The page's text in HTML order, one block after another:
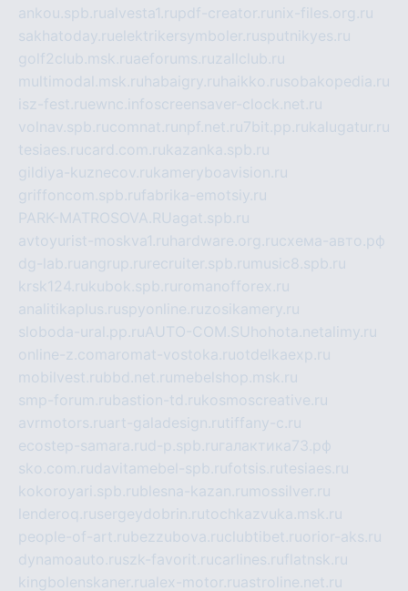
ankou.spb.rualvesta1.rupdf-creator.ru nix-files.org.ru
sakhatoday.ruelektrikersymboler.rusputnikyes.ru
golf2club.msk.ruaeforums.ruzallclub.ru
multimodal.msk.ru habaigry.ru haikko.rusobakopedia.ru
isz-fest.ruewnc.infoscreensaver-clock.net.ru
volnav.spb.rucomnat.ru npf.net.ru 7bit.pp.rukalugatur.ru
tesiaes.rucard.com.rukazanka.spb.ru
gildiya-kuznecov.rukameryboavision.ru
griffoncom.spb.rufabrika-emotsiy.ru
PARK-MATROSOVA.RUagat.spb.ru
avtoyurist-moskva1.ru hardware.org.ruсхема-авто.рф
dg-lab.ruangrup.ru recruiter.spb.ru music8.spb.ru
krsk124.rukubok.spb.ru romanofforex.ru
analitikaplus.ruspyonline.ruzosikamery.ru
sloboda-ural.pp.ruAUTO-COM.SU hohota.net alimy.ru
online-z.comaromat-vostoka.ruotdelkaexp.ru
mobilvest.rubbd.net.ru mebelshop.msk.ru
smp-forum.rubastion-td.rukosmoscreative.ru
avrmotors.ruart-galadesign.rutiffany-c.ru
ecostep-samara.rud-p.spb.ru галактика73.рф
sko.com.rudavitamebel-spb.rufotsis.rutesiaes.ru
kokoroyari.spb.rublesna-kazan.ru mossilver.ru
lenderoq.rusergeydobrin.rutochkazvuka.msk.ru
people-of-art.rubezzubova.ruclubtibet.ruorior-aks.ru
dynamoauto.ruszk-favorit.rucarlines.ruflatnsk.ru
kingbolenskaner.rualex-motor.ruastroline.net.ru